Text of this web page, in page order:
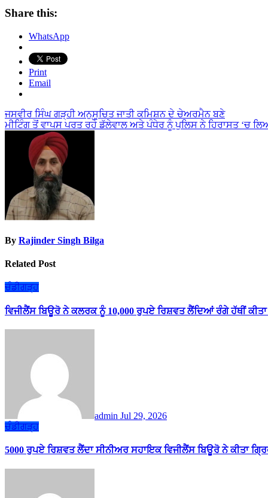
Share this:
WhatsApp
Print
Email
Post
navigation
ਜਸਵੀਰ ਸਿੰਘ ਗੜ੍ਹੀ ਅਨੁਸੂਚਿਤ ਜਾਤੀ ਕਮਿਸ਼ਨ ਦੇ ਚੇਅਰਮੈਨ ਬਣੇ
ਮੀਟਿੰਗ ਤੋਂ ਵਾਪਸ ਪਰਤ ਰਹੇ ਡੱਲੇਵਾਲ ਅਤੇ ਪੰਧੇਰ ਨੂੰ ਪੁਲਿਸ ਨੇ ਹਿਰਾਸਤ ‘ਚ
By Rajinder Singh Bilga
Related Post
ਚੰਡੀਗੜ੍ਹ
ਵਿਜੀਲੈਂਸ ਬਿਊਰੋ ਨੇ ਕਲਰਕ ਨੂੰ 10,000 ਰੁਪਏ ਰਿਸ਼ਵਤ ਲੈਂਦਿਆਂ ਰੰਗੇ ਹੱਥੀਂ ਕੀਤਾ
admin Jul 29, 2026
ਚੰਡੀਗੜ੍ਹ
5000 ਰੁਪਏ ਰਿਸ਼ਵਤ ਲੈਂਦਾ ਸੀਨੀਅਰ ਸਹਾਇਕ ਵਿਜੀਲੈਂਸ ਬਿਊਰੋ ਨੇ ਕੀਤਾ